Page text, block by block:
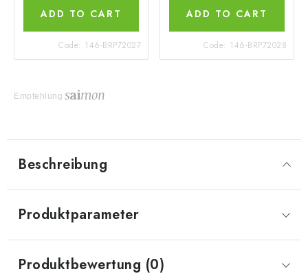
ADD TO CART
Code: 146-BRP72027
ADD TO CART
Code: 146-BRP72028
Empfehlung
Beschreibung
Produktparameter
Produktbewertung (0)